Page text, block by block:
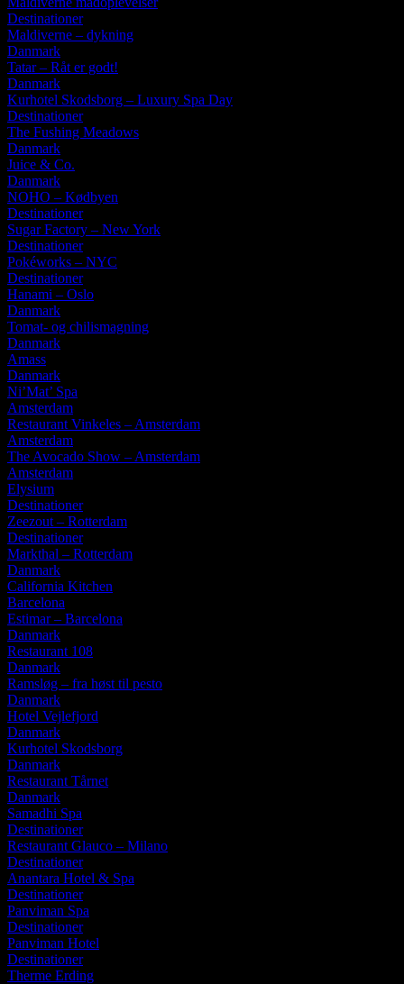
Destinationer
Maldiverne – dykning
Danmark
Tatar – Råt er godt!
Danmark
Kurhotel Skodsborg – Luxury Spa Day
Destinationer
The Fushing Meadows
Danmark
Juice & Co.
Danmark
NOHO – Kødbyen
Destinationer
Sugar Factory – New York
Destinationer
Pokéworks – NYC
Destinationer
Hanami – Oslo
Danmark
Tomat- og chilismagning
Danmark
Amass
Danmark
Ni’Mat’ Spa
Amsterdam
Restaurant Vinkeles – Amsterdam
Amsterdam
The Avocado Show – Amsterdam
Amsterdam
Elysium
Destinationer
Zeezout – Rotterdam
Destinationer
Markthal – Rotterdam
Danmark
California Kitchen
Barcelona
Estimar – Barcelona
Danmark
Restaurant 108
Danmark
Ramsløg – fra høst til pesto
Danmark
Hotel Vejlefjord
Danmark
Kurhotel Skodsborg
Danmark
Restaurant Tårnet
Danmark
Samadhi Spa
Destinationer
Restaurant Glauco – Milano
Destinationer
Anantara Hotel & Spa
Destinationer
Panviman Spa
Destinationer
Panviman Hotel
Destinationer
Therme Erding